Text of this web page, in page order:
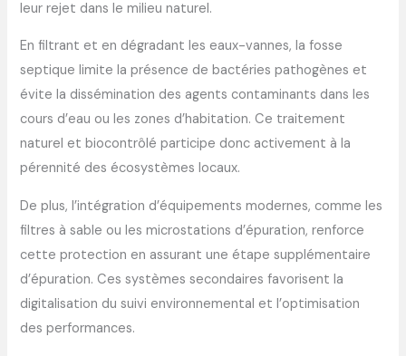
leur rejet dans le milieu naturel.
En filtrant et en dégradant les eaux-vannes, la fosse
septique limite la présence de bactéries pathogènes et
évite la dissémination des agents contaminants dans les
cours d’eau ou les zones d’habitation. Ce traitement
naturel et biocontrôlé participe donc activement à la
pérennité des écosystèmes locaux.
De plus, l’intégration d’équipements modernes, comme les
filtres à sable ou les microstations d’épuration, renforce
cette protection en assurant une étape supplémentaire
d’épuration. Ces systèmes secondaires favorisent la
digitalisation du suivi environnemental et l’optimisation
des performances.